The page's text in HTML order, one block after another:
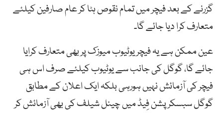
گزرنے کے بعد فیچر میں تمام نقوص ہٹا کر عام صارفین کیلئے
متعارف کرا دیا جائے گا۔
عین ممکن ہے یہ فیچر یوٹیوب میوزک پر بھی متعارف کرایا
جائے گا، گوگل کی جانب سے یوٹیوب کیلئے صرف اس ہی
فیچر کی آزمائش نہیں ہورہی بلکہ ایک اعلان کے مطابق
گوگل سبسکرپشن فِیڈ میں چینل شیلف کی بھی آزمائش کر